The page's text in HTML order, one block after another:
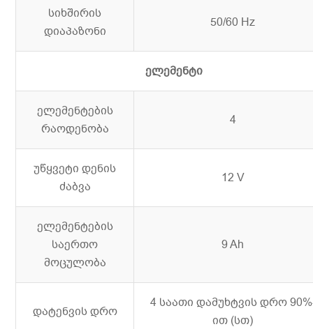
სიხშირის
დიაპაზონი
50/60 Hz
ელემენტი
ელემენტების
რაოდენობა
4
უწყვეტი დენის
ძაბვა
12 V
ელემენტების
საერთო
მოცულობა
9 Ah
დატენვის დრო
4 საათი დამუხტვის დრო
ით (სთ)